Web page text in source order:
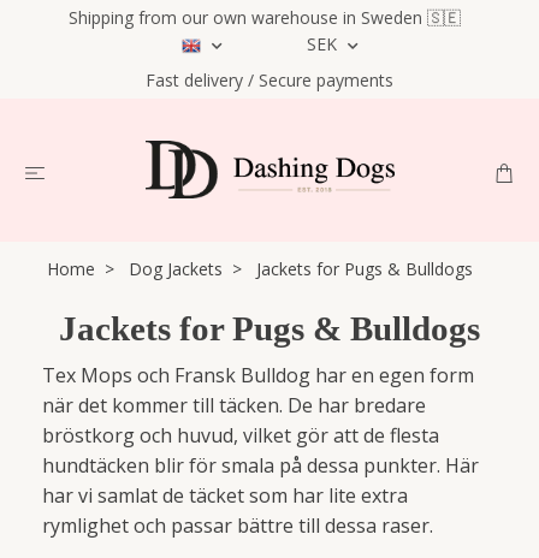
Shipping from our own warehouse in Sweden 🇸🇪
SEK
Fast delivery / Secure payments
Home Dog Jackets Jackets for Pugs & Bulldogs
Jackets for Pugs & Bulldogs
Tex Mops och Fransk Bulldog har en egen form
när det kommer till täcken. De har bredare
bröstkorg och huvud, vilket gör att de flesta
hundtäcken blir för smala på dessa punkter. Här
har vi samlat de täcket som har lite extra
rymlighet och passar bättre till dessa raser.